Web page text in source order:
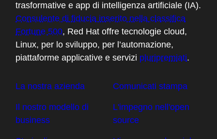
trasformative e app di intelligenza artificiale (IA).
Consulente di fiducia inserito nella classifica
Fortune 500, Red Hat offre tecnologie cloud,
Linux, per lo sviluppo, per l’automazione,
piattaforme applicative e servizi pluripremiati.
La nostra azienda
Il nostro modello di
business
Comunicati stampa
L'impegno nell'open
source